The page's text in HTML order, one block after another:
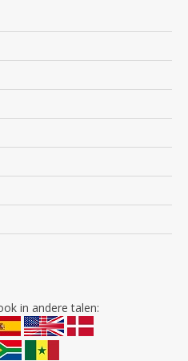
in andere talen: